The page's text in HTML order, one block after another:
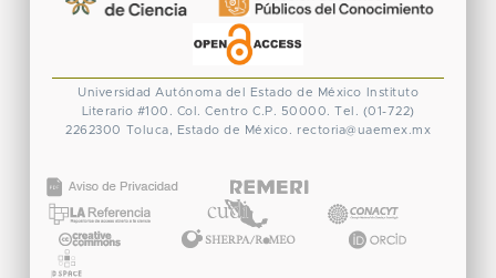
Universidad Autónoma del Estado de México
Instituto
Literario #100. Col. Centro C.P. 50000. Tel. (01-722)
2262300 Toluca, Estado de México. rectoria@uaemex.mx